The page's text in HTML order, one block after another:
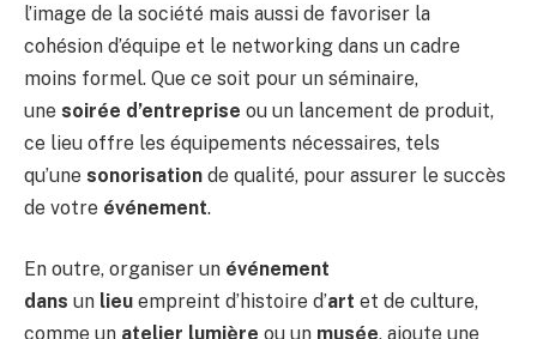
l’image de la société mais aussi de favoriser la
cohésion d’équipe et le networking dans un cadre
moins formel. Que ce soit pour un séminaire,
une soirée d’entreprise ou un lancement de produit,
ce lieu offre les équipements nécessaires, tels
qu’une sonorisation de qualité, pour assurer le succès
de votre événement.
En outre, organiser un événement
dans un lieu empreint d’histoire d’art et de culture,
comme un atelier lumière ou un musée, ajoute une